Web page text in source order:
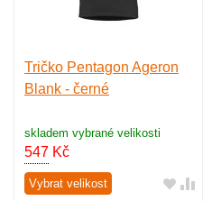
Tričko Pentagon Ageron
Blank - černé
skladem vybrané velikosti
547 Kč
Vybrat velikost